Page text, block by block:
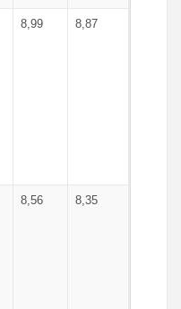
8,99 8,87
8,56 8,35